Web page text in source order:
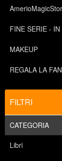
FINE SERIE -
MAKEUP
REGALA LA
FILTRI
CATEGORIA
Libri